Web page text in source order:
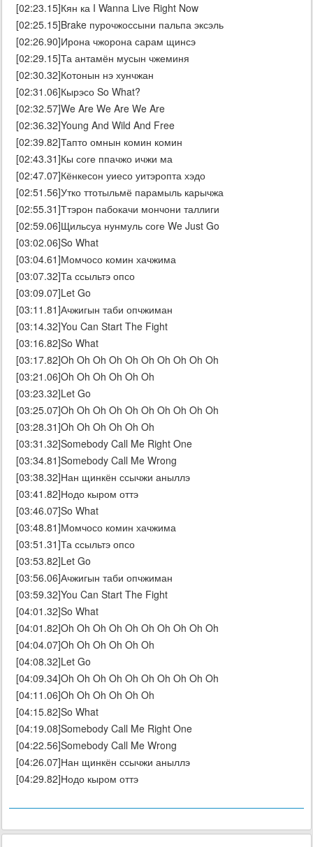
[02:23.15]Кян ка I Wanna Live Right Now
[02:25.15]Brake пурочжоссыни пальпа эксэль
[02:26.90]Ирона чжорона сарам щинсэ
[02:29.15]Та антамён мусын чжеминя
[02:30.32]Котонын нэ хунчжан
[02:31.06]Кырэсо So What?
[02:32.57]We Are We Are We Are
[02:36.32]Young And Wild And Free
[02:39.82]Тапто омнын комин комин
[02:43.31]Кы соге ппачжо ичжи ма
[02:47.07]Кёнкесон уиесо уитэропта хэдо
[02:51.56]Утко ттотыльмё парамыль карычжа
[02:55.31]Ттэрон пабокачи мончони таллиги
[02:59.06]Щильсуа нунмуль соге We Just Go
[03:02.06]So What
[03:04.61]Момчосо комин хачжима
[03:07.32]Та ссыльтэ опсо
[03:09.07]Let Go
[03:11.81]Ачжигын таби опчжиман
[03:14.32]You Can Start The Fight
[03:16.82]So What
[03:17.82]Oh Oh Oh Oh Oh Oh Oh Oh Oh Oh
[03:21.06]Oh Oh Oh Oh Oh Oh
[03:23.32]Let Go
[03:25.07]Oh Oh Oh Oh Oh Oh Oh Oh Oh Oh
[03:28.31]Oh Oh Oh Oh Oh Oh
[03:31.32]Somebody Call Me Right One
[03:34.81]Somebody Call Me Wrong
[03:38.32]Нан щинкён ссычжи аныллэ
[03:41.82]Нодо кыром оттэ
[03:46.07]So What
[03:48.81]Момчосо комин хачжима
[03:51.31]Та ссыльтэ опсо
[03:53.82]Let Go
[03:56.06]Ачжигын таби опчжиман
[03:59.32]You Can Start The Fight
[04:01.32]So What
[04:01.82]Oh Oh Oh Oh Oh Oh Oh Oh Oh Oh
[04:04.07]Oh Oh Oh Oh Oh Oh
[04:08.32]Let Go
[04:09.34]Oh Oh Oh Oh Oh Oh Oh Oh Oh Oh
[04:11.06]Oh Oh Oh Oh Oh Oh
[04:15.82]So What
[04:19.08]Somebody Call Me Right One
[04:22.56]Somebody Call Me Wrong
[04:26.07]Нан щинкён ссычжи аныллэ
[04:29.82]Нодо кыром оттэ